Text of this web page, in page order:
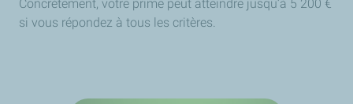
Concrètement, votre prime peut atteindre jusqu’à 5 200 €
si vous répondez à tous les critères.